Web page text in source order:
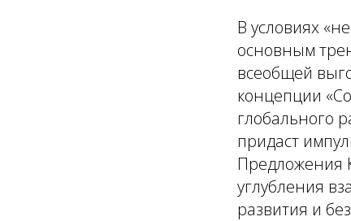
В условиях
основным
всеобщей
концепции
глобального
придаст
Предложения
углубления
развития и